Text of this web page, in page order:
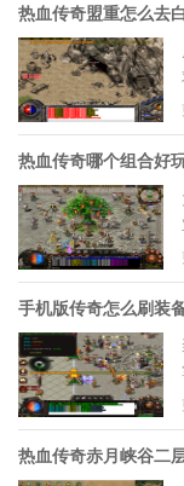
热血传奇盟重怎么去
热血传奇哪个组合好
手机版传奇怎么刷装
热血传奇赤月峡谷二